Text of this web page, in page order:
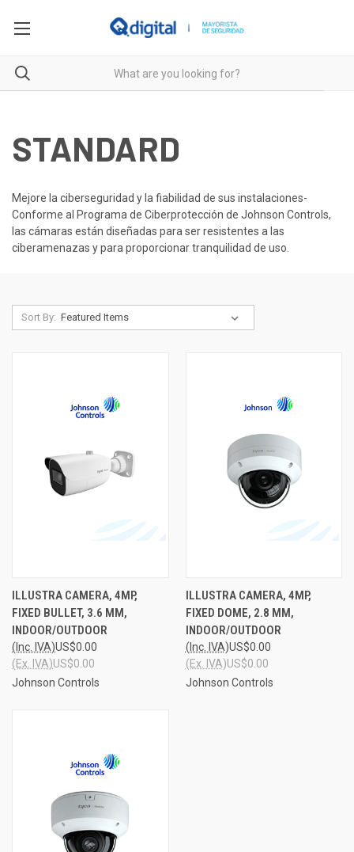
STANDARD
Mejore la ciberseguridad y la fiabilidad de sus instalaciones-
Conforme al Programa de Ciberprotección de Johnson Controls,
las cámaras están diseñadas para ser resistentes a las
ciberamenazas y para proporcionar tranquilidad de uso.
Sort By:
ILLUSTRA CAMERA, 4MP,
FIXED BULLET, 3.6 MM,
INDOOR/OUTDOOR
US$0.00
(Inc. IVA)
US$0.00
(Ex. IVA)
Johnson Controls
ILLUSTRA CAMERA, 4MP,
FIXED DOME, 2.8 MM,
INDOOR/OUTDOOR
US$0.00
(Inc. IVA)
US$0.00
(Ex. IVA)
Johnson Controls